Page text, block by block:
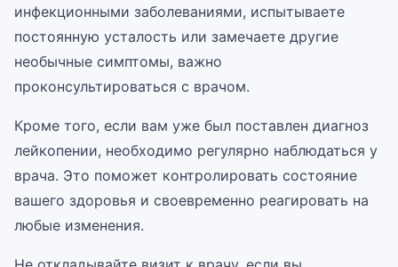
инфекционными заболеваниями, испытываете
постоянную усталость или замечаете другие
необычные симптомы, важно
проконсультироваться с врачом.
Кроме того, если вам уже был поставлен диагноз
лейкопении, необходимо регулярно наблюдаться у
врача. Это поможет контролировать состояние
вашего здоровья и своевременно реагировать на
любые изменения.